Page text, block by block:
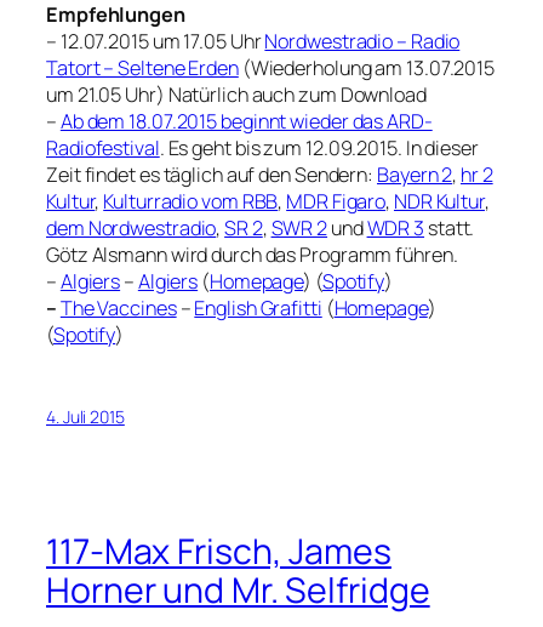
Empfehlungen
– 12.07.2015 um 17.05 UhrNordwestradio – Radio
Tatort – Seltene Erden(Wiederholung am 13.07.2015
um 21.05 Uhr) Natürlich auch zum Download
–Ab dem 18.07.2015 beginnt wieder das ARD-
Radiofestival. Es geht bis zum 12.09.2015. In dieser
Zeit findet es täglich auf den Sendern: Bayern 2, hr 2
Kultur, Kulturradio vom RBB, MDR Figaro, NDR Kultur,
dem Nordwestradio,SR 2,SWR 2undWDR 3 statt.
Götz Alsmann wird durch das Programm führen.
–Algiers–Algiers (Homepage) (Spotify)
–The Vaccines–English Grafitti (Homepage)
(Spotify)
4. Juli 2015
117-Max Frisch, James
Horner und Mr. Selfridge